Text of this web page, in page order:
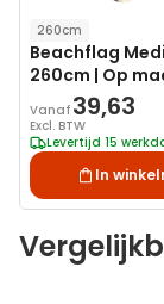
260cm
Beachflag
260cm | Op
bedrukken
Vanaf 39,63
Excl. BTW
Levertijd 15
In